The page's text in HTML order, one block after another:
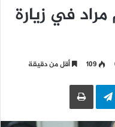
مراد في زيارة
109 أقل من دقيقة
Telegramطباعة